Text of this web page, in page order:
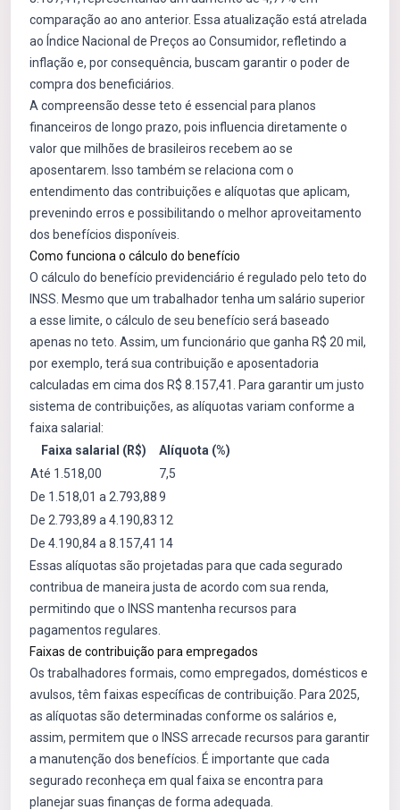
comparação ao ano anterior. Essa atualização está atrelada
ao Índice Nacional de Preços ao Consumidor, refletindo a
inflação e, por consequência, buscam garantir o poder de
compra dos beneficiários.
A compreensão desse teto é essencial para planos
financeiros de longo prazo, pois influencia diretamente o
valor que milhões de brasileiros recebem ao se
aposentarem. Isso também se relaciona com o
entendimento das contribuições e alíquotas que aplicam,
prevenindo erros e possibilitando o melhor aproveitamento
dos benefícios disponíveis.
Como funciona o cálculo do benefício
O cálculo do benefício previdenciário é regulado pelo teto do
INSS. Mesmo que um trabalhador tenha um salário superior
a esse limite, o cálculo de seu benefício será baseado
apenas no teto. Assim, um funcionário que ganha R$ 20 mil,
por exemplo, terá sua contribuição e aposentadoria
calculadas em cima dos R$ 8.157,41. Para garantir um justo
sistema de contribuições, as alíquotas variam conforme a
faixa salarial:
Faixa salarial (R$)
Alíquota (%)
Até 1.518,00
7,5
De 1.518,01 a 2.793,889
De 2.793,89 a 4.190,83 12
De 4.190,84 a 8.157,41 14
Essas alíquotas são projetadas para que cada segurado
contribua de maneira justa de acordo com sua renda,
permitindo que o INSS mantenha recursos para
pagamentos regulares.
Faixas de contribuição para empregados
Os trabalhadores formais, como empregados, domésticos e
avulsos, têm faixas específicas de contribuição. Para 2025,
as alíquotas são determinadas conforme os salários e,
assim, permitem que o INSS arrecade recursos para garantir
a manutenção dos benefícios. É importante que cada
segurado reconheça em qual faixa se encontra para
planejar suas finanças de forma adequada.